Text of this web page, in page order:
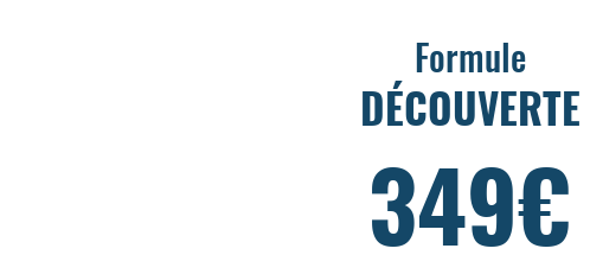
Formule
DÉCOUVERTE
349€